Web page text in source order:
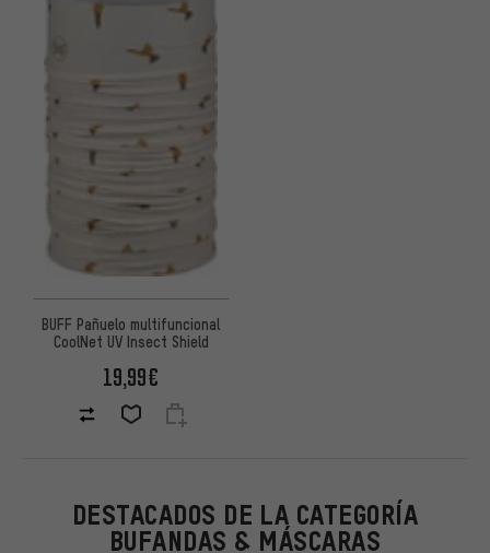
BUFF Pañuelo multifuncional
CoolNet UV Insect Shield
19,99€
DESTACADOS DE LA CATEGORÍA
BUFANDAS & MÁSCARAS